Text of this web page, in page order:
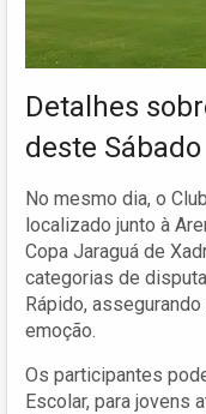
Detalhes
deste Sábado
No mesmo dia, o
localizado junto à
Copa Jaraguá de
categorias de
Rápido,
emoção.
Os participantes
Escolar, para jovens